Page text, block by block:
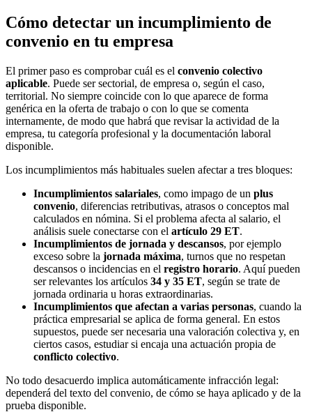
Cómo detectar un incumplimiento de
convenio en tu empresa
El primer paso es comprobar cuál es el convenio colectivo
aplicable. Puede ser sectorial, de empresa o, según el caso,
territorial. No siempre coincide con lo que aparece de forma
genérica en la oferta de trabajo o con lo que se comenta
internamente, de modo que habrá que revisar la actividad de la
empresa, tu categoría profesional y la documentación laboral
disponible.
Los incumplimientos más habituales suelen afectar a tres bloques:
Incumplimientos salariales, como impago de un plus
convenio, diferencias retributivas, atrasos o conceptos mal
calculados en nómina. Si el problema afecta al salario, el
análisis suele conectarse con el artículo 29 ET.
Incumplimientos de jornada y descansos, por ejemplo
exceso sobre la jornada máxima, turnos que no respetan
descansos o incidencias en el registro horario. Aquí pueden
ser relevantes los artículos 34 y 35 ET, según se trate de
jornada ordinaria u horas extraordinarias.
Incumplimientos que afectan a varias personas, cuando la
práctica empresarial se aplica de forma general. En estos
supuestos, puede ser necesaria una valoración colectiva y, en
ciertos casos, estudiar si encaja una actuación propia de
conflicto colectivo.
No todo desacuerdo implica automáticamente infracción legal:
dependerá del texto del convenio, de cómo se haya aplicado y de la
prueba disponible.